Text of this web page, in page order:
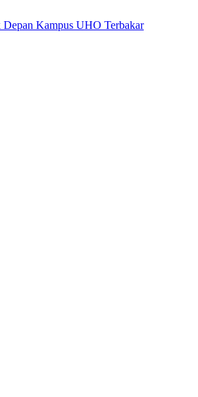
Depan Kampus UHO Terbakar